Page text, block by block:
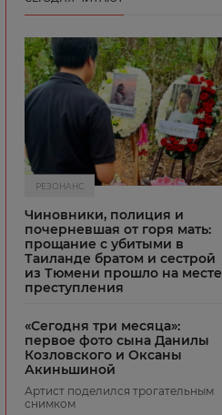
РЕЗОНАНС
Чиновники, полиция и
почерневшая от горя мать:
прощание с убитыми в
Таиланде братом и сестрой
из Тюмени прошло на месте
преступления
«Сегодня три месяца»:
первое фото сына Данилы
Козловского и Оксаны
Акиньшиной
Артист поделился трогательным
снимком